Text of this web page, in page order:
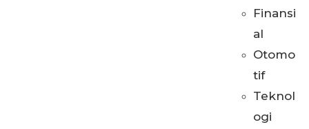
Finansi
al
Otomo
tif
Teknol
ogi